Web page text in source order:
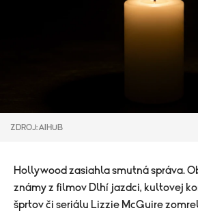
ZDROJ: AIHUB
Hollywood zasiahla smutná správa.
známy z filmov Dlhí jazdci, kultovej
šprtov či seriálu Lizzie McGuire